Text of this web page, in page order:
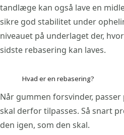
tandlæge kan også lave en
sikre god stabilitet under
niveauet på underlaget der,
sidste rebasering kan laves.
Hvad er en rebasering?
Når gummen forsvinder,
skal derfor tilpasses. Så snart
den igen, som den skal.